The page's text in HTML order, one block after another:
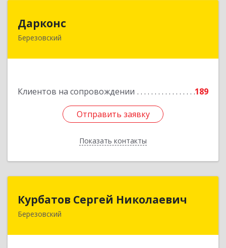
Дарконс
Березовский
Клиентов на сопровождении 189
Отправить заявку
Показать контакты
623700, Свердловская обл, Березовский г,
Отправить заявку
Назад
Курбатов Сергей Николаевич
Березовский
Курбатов Сергей Николаевич